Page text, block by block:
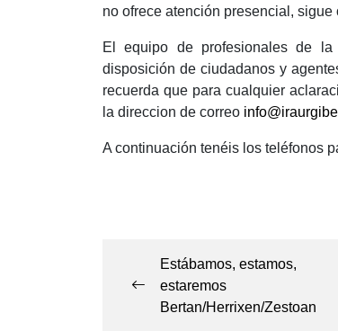
no ofrece atención presencial,
El equipo de profesionales de
disposición de ciudadanos y
recuerda que para cualquier
la direccion de correo
A continuación tenéis los teléfonos
entradas
Estábamos, estamos,
estaremos
Bertan/Herrixen/Zestoan